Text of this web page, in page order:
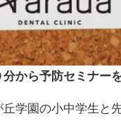
から予防セミナー
学園の小中学生と